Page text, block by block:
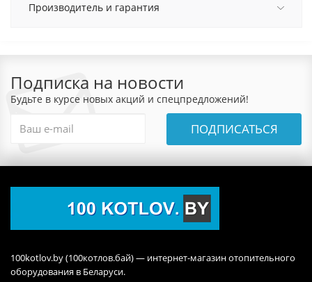
Производитель и гарантия
Подписка на новости
Будьте в курсе новых акций и спецпредложений!
ПОДПИСАТЬСЯ
100kotlov.by (100котлов.бай) — интернет-магазин отопительного
оборудования в Беларуси.